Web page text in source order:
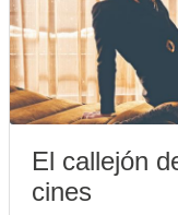
El callejón
cines